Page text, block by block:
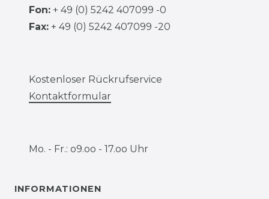
Fon: + 49 (0) 5242 407099 -0
Fax: + 49 (0) 5242 407099 -20
Kostenloser Rückrufservice
Kontaktformular
Mo. - Fr.: o9.oo - 17.oo Uhr
INFORMATIONEN